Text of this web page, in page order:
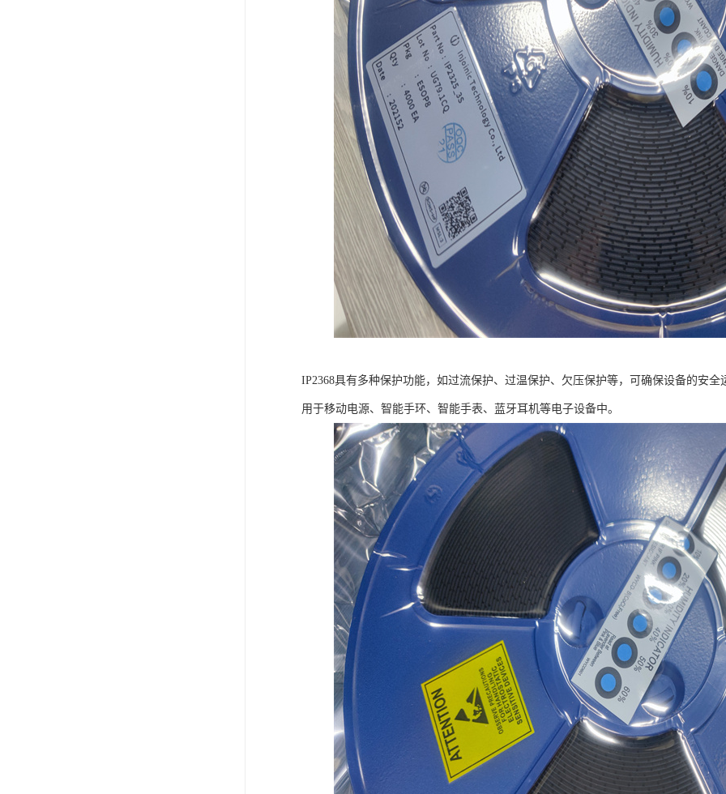
IP2368具有多种保护功能，如过流保护、过温保护、欠压保护等，可确保设备的安全
用于移动电源、智能手环、智能手表、蓝牙耳机等电子设备中。